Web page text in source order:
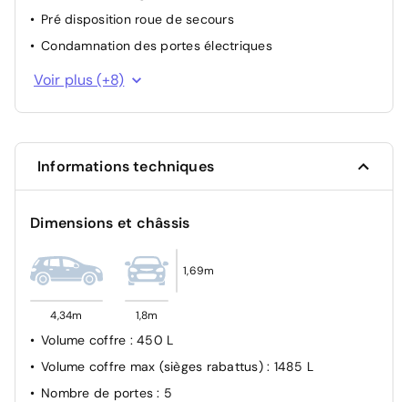
Pré disposition roue de secours
Condamnation des portes électriques
Détecteur d'angles morts
démarrage en côte
Assistance au freinage d'urgence (A.F.U.)
Camera de recul
Allumage automatique des feux et des essuie-glaces
Système de détection de la pression des pneus
Projecteurs antibrouillard
Voir plus (+8)
Informations techniques
Dimensions et châssis
4,34m 1,8m
1,69m
Volume coffre : 450 L
Volume coffre max (sièges rabattus) : 1485 L
Nombre de portes: 5